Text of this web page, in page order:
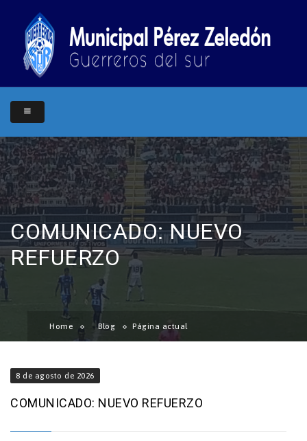
COMUNICADO: NUEVO
REFUERZO
Home Blog Página actual
8 de agosto de 2026
COMUNICADO: NUEVO REFUERZO